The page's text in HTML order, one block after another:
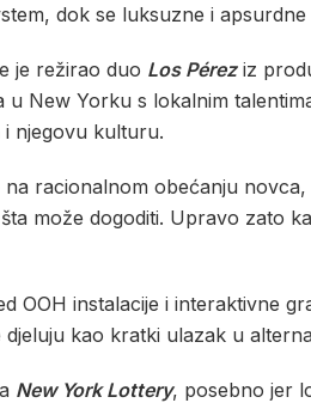
dok se luksuzne i
je režirao duo Los Péreziz
New Yorku s lokalnim
njegovu kulturu.
racionalnom obećanju
može dogoditi. Upravo zato
OOH instalacije i interaktivne
kao kratki ulazak u
New York Lottery, posebno jer